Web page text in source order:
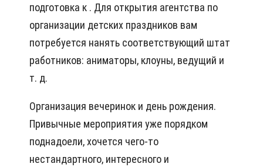
подготовка к . Для открытия агентства по
организации детских праздников вам
потребуется нанять соответствующий штат
работников: аниматоры, клоуны, ведущий и
т. д.
Организация вечеринок и день рождения.
Привычные мероприятия уже порядком
поднадоели, хочется чего-то
нестандартного, интересного и